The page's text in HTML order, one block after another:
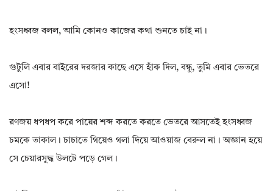
হংসধ্বজ বলল, আমি কোনও কাজের কথা শুনতে চাই না।
গুটুলি এবার বাইরের দরজার কাছে এসে হাঁক দিল, বন্ধু, তুমি এবার ভেতরে
এসো!
রণজয় ধপধপ করে পায়ের শব্দ করতে করতে ভেতরে আসতেই হংসধ্বজ
চমকে তাকাল। চাচাতে গিয়েও গলা দিয়ে আওয়াজ বেরুল না। অজ্ঞান হয়ে
সে চেয়ারসুদ্ধ উলটে পড়ে গেল।